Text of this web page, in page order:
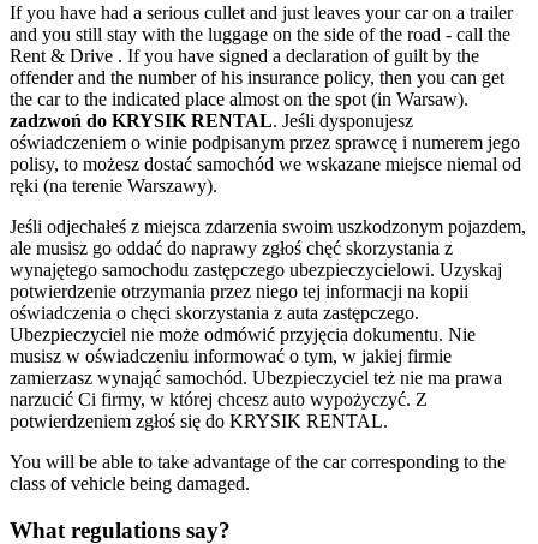
If you have had a serious cullet and just leaves your car on a trailer
and you still stay with the luggage on the side of the road - call the
Rent & Drive . If you have signed a declaration of guilt by the
offender and the number of his insurance policy, then you can get
the car to the indicated place almost on the spot (in Warsaw).
zadzwoń do KRYSIK RENTAL. Jeśli dysponujesz
oświadczeniem o winie podpisanym przez sprawcę i numerem jego
polisy, to możesz dostać samochód we wskazane miejsce niemal od
ręki (na terenie Warszawy).
Jeśli odjechałeś z miejsca zdarzenia swoim uszkodzonym pojazdem,
ale musisz go oddać do naprawy zgłoś chęć skorzystania z
wynajętego samochodu zastępczego ubezpieczycielowi. Uzyskaj
potwierdzenie otrzymania przez niego tej informacji na kopii
oświadczenia o chęci skorzystania z auta zastępczego.
Ubezpieczyciel nie może odmówić przyjęcia dokumentu. Nie
musisz w oświadczeniu informować o tym, w jakiej firmie
zamierzasz wynająć samochód. Ubezpieczyciel też nie ma prawa
narzucić Ci firmy, w której chcesz auto wypożyczyć. Z
potwierdzeniem zgłoś się do KRYSIK RENTAL.
You will be able to take advantage of the car corresponding to the
class of vehicle being damaged.
What regulations say?